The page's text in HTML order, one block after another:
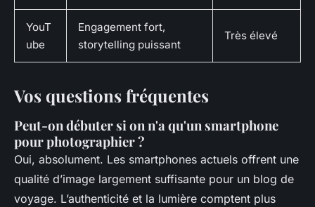
YouT
ube
Engagement fort,
storytelling puissant
Très élevé
Vos questions fréquentes
Peut-on débuter si on n'a qu'un smartphone
pour photographier ?
Oui, absolument. Les smartphones actuels offrent une
qualité d’image largement suffisante pour un blog de
voyage. L’authenticité et la lumière comptent plus